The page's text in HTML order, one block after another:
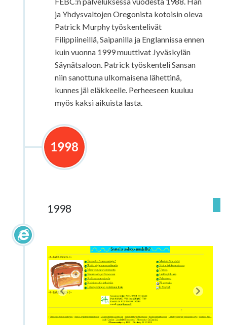
ja Yhdysvaltojen Oregonista kotoisin oleva
Patrick Murphy työskentelivät
Filippiineillä, Saipanilla ja Englannissa ennen
kuin vuonna 1999 muuttivat Jyväskylän
Säynätsaloon. Patrick työskenteli Sansan
niin sanottuna ulkomaisena lähettinä,
kunnes jäi eläkkeelle. Perheeseen kuuluu
myös kaksi aikuista lasta.
1998
1998